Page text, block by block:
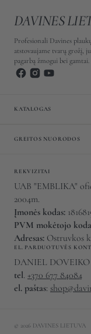
DAVINES
Profesionali Davines
atstovaujame tvarų grožį,
pagarbą žmogui bei gamtai.
KATALOGAS
GREITOS NUORODOS
REKVIZITAI
UAB "EMBLIKA"
2004m.
Įmonės kodas:
PVM mokėtojo
Adresas: Ostruvkos
EL. PARDUOTUVĖS
DANIEL DOVEIKO
tel. +370 677 84084
el. paštas:
© 2026 DAVINES LIETUVA